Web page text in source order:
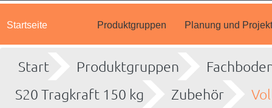
Startseite Produktgruppen Planung und
Start Produktgruppen
S20 Tragkraft 150 kg
Zubehör